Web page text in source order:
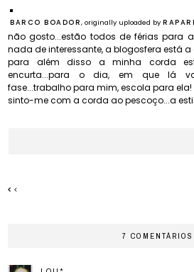
BARCO BOADOR, originally uploaded by
não gosto...estão todos de férias para
nada de interessante, a blogosfera está a
para além disso a minha corda
encurta...para o dia, em que lá
fase...trabalho para mim, escola para ela!
sinto-me com a corda ao pescoço...a
7 COMENTÁRIOS: